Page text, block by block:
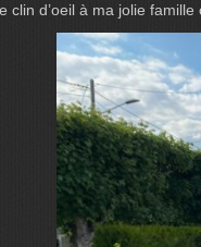
clin d’oeil à ma jolie famille